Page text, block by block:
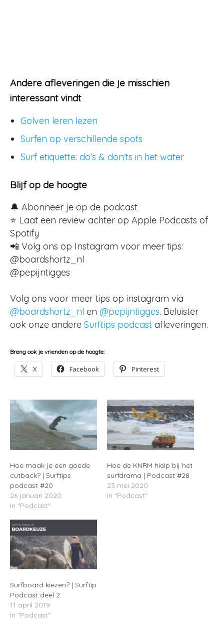
Andere afleveringen die je misschien
interessant vindt
Golven leren lezen
Surfen op verschillende spots
Surf etiquette: do’s & don’ts in het water
Blijf op de hoogte
🔔 Abonneer je op de podcast
⭐ Laat een review achter op Apple Podcasts of
Spotify
📲 Volg ons op Instagram voor meer tips:
@boardshortz_nl
@pepijntigges
Volg ons voor meer tips op instagram via
@boardshortz_nl en @pepijntigges. Beluister
ook onze andere Surftips podcast afleveringen.
Breng ook je vrienden op de hoogte:
X Facebook Pinterest
Hoe maak je een goede
cutback? | Surftips
podcast #20
26 januari 2020
In "Podcast"
Hoe de KNRM hielp bij het
surfdrama | Podcast #28
23 mei 2020
In "Podcast"
Surfboard kiezen? | Surftip
Podcast deel 2
11 april 2019
In "Podcast"